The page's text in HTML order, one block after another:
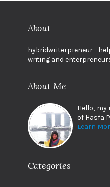
About
hybridwriterpreneur
writing and
About Me
Hello, my
of Hasfa
Learn
Categories